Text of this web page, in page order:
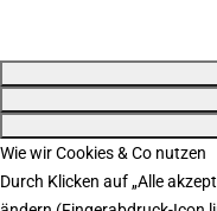
Wie wir Cookies & Co nutzen
Durch Klicken auf „Alle